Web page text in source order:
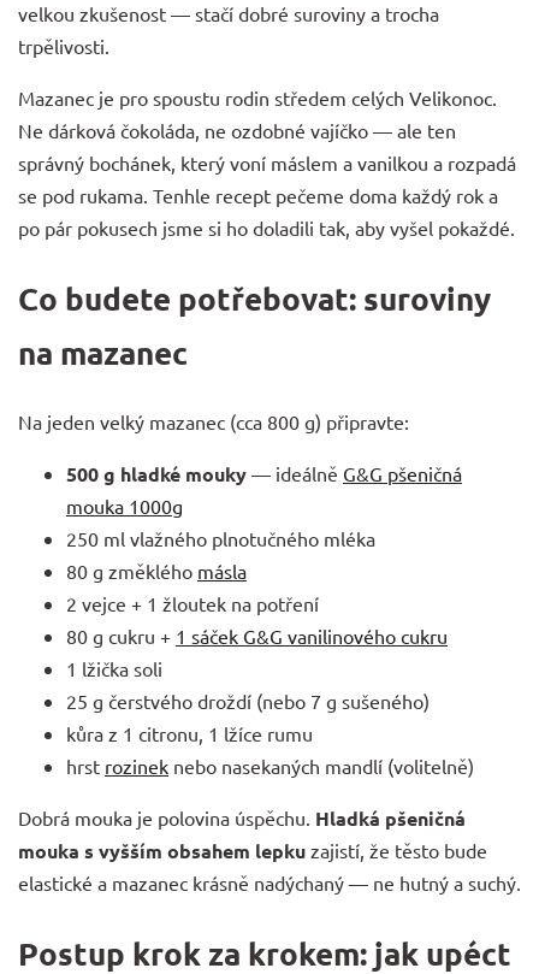
velkou zkušenost — stačí dobré suroviny a trocha
trpělivosti.
Mazanec je pro spoustu rodin středem celých Velikonoc.
Ne dárková čokoláda, ne ozdobné vajíčko — ale ten
správný bochánek, který voní máslem a vanilkou a rozpadá
se pod rukama. Tenhle recept pečeme doma každý rok a
po pár pokusech jsme si ho doladili tak, aby vyšel pokaždé.
Co budete potřebovat: suroviny
na mazanec
Na jeden velký mazanec (cca 800 g) připravte:
500 g hladké mouky — ideálně G&G pšeničná
mouka 1000g
250 ml vlažného plnotučného mléka
80 g změklého másla
2 vejce + 1 žloutek na potření
80 g cukru + 1 sáček G&G vanilinového cukru
1 lžička soli
25 g čerstvého droždí (nebo 7 g sušeného)
kůra z 1 citronu, 1 lžíce rumu
hrst rozinek nebo nasekaných mandlí (volitelně)
Dobrá mouka je polovina úspěchu. Hladká pšeničná
mouka s vyšším obsahem lepku zajistí, že těsto bude
elastické a mazanec krásně nadýchaný — ne hutný a suchý.
Postup krok za krokem: jak upéct